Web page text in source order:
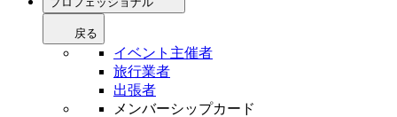
戻る
イベント主催者
旅行業者
出張者
メンバーシップカード